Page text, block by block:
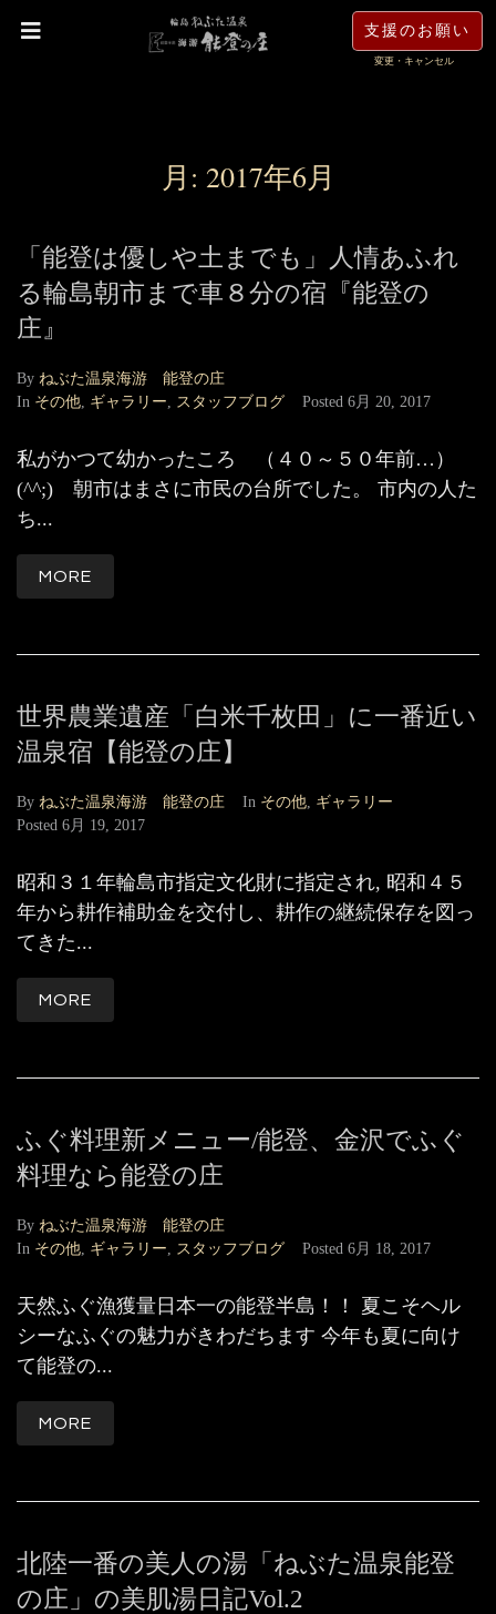
支援のお願い
変更・キャンセル
月: 2017年6月
「能登は優しや土までも」人情あふれ
る輪島朝市まで車８分の宿『能登の
庄』
By ねぶた温泉海游 能登の庄
In その他, ギャラリー, スタッフブログ Posted 6月 20, 2017
私がかつて幼かったころ （４０～５０年前…）
(^^;) 朝市はまさに市民の台所でした。 市内の人た
ち...
MORE
世界農業遺産「白米千枚田」に一番近い
温泉宿【能登の庄】
By ねぶた温泉海游 能登の庄 In その他, ギャラリー
Posted 6月 19, 2017
昭和３１年輪島市指定文化財に指定され, 昭和４５
年から耕作補助金を交付し、耕作の継続保存を図っ
てきた...
MORE
ふぐ料理新メニュー/能登、金沢でふぐ
料理なら能登の庄
By ねぶた温泉海游 能登の庄
In その他, ギャラリー, スタッフブログ Posted 6月 18, 2017
天然ふぐ漁獲量日本一の能登半島！！ 夏こそヘル
シーなふぐの魅力がきわだちます 今年も夏に向け
て能登の...
MORE
北陸一番の美人の湯「ねぶた温泉能登
の庄」の美肌湯日記Vol.2